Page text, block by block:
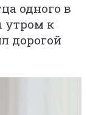
одного в
утром к
дорогой